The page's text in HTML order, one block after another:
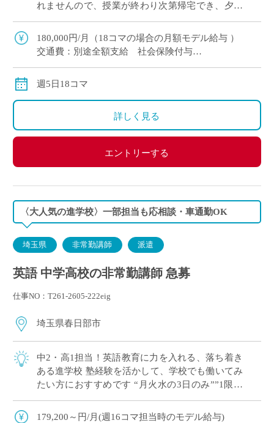
れませんので、授業が終わり次第帰宅でき、夕方
からの時間を有効に活用できます。 ・引継ぎ体制
があるため、未経験の方でも久しぶりに […]
180,000円/月（18コマの場合の月額モデル給与 ）
交通費：別途全額支給 社会保険付与
週5日18コマ
詳しく見る
エントリーする
〈大人気の進学校〉一部担当も応相談・車通勤OK
埼玉県 非常勤講師 派遣
英語 中学高校の非常勤講師 急募
仕事NO：T261-2605-222eig
埼玉県春日部市
中2・高1担当！英語教育に力を入れる、落ち着き
ある進学校 塾経験を活かして、学校でも働いてみ
たい方におすすめです “月火水の3日のみ””1限な
し”など 曜日・コマ数のご希望 […]
179,200～円/月(週16コマ担当時のモデル給与)